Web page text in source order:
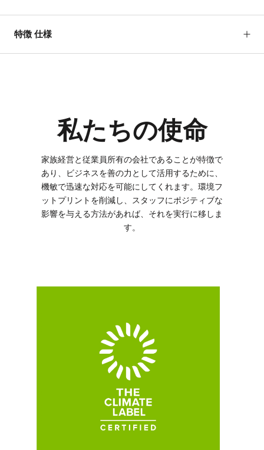
特徴 仕様
私たちの使命
家族経営と従業員所有の会社であることが特徴で
あり、ビジネスを善の力として活用するために、
機敏で迅速な対応を可能にしてくれます。環境フ
ットプリントを削減し、スタッフにポジティブな
影響を与える方法があれば、それを実行に移しま
す。